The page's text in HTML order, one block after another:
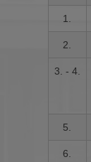
1.
2.
3. - 4.
5.
6.